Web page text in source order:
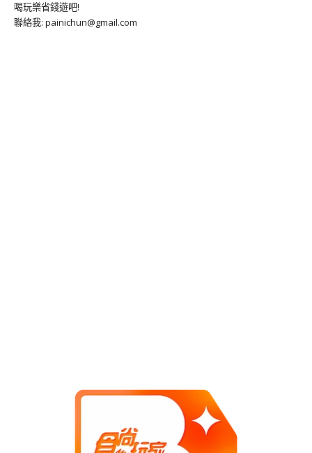
喝玩樂省錢遊吧!
聯絡我: painichun@gmail.com